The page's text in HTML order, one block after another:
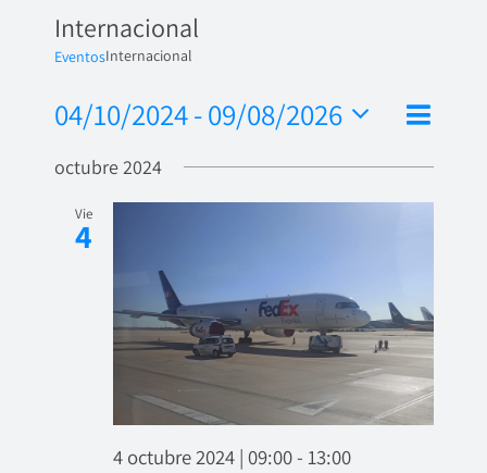
Internacional
EventosInternacional
de
vistas
Lista
04/10/2024 - 09/08/2026
fecha.
octubre 2024
Vie
4
4 octubre 2024 | 09:00- 13:00